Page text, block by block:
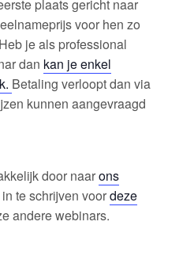
plaats gericht naar
voor hen zo
je als professional
dan kan je enkel
Betaling verloopt dan via
kunnen aangevraagd
door naarons
te schrijven voordeze
andere webinars.